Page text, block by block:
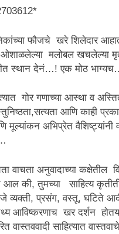
फौजचे खरे शिलेदार
ओशाळलेल्या मलोबल खचलेल्या
स्थान देनं…! एक मोठ
गोर गणाच्या आस्था व
आणि काही
मूल्यांकन अभिप्रेत वैशिष्ट्यांनी व
वाचता अनुवादाच्या कक्षेतील
आल की, तुमच्या साहित्य
व्यक्ती, प्रसंग, वस्तू, घटिते
आविष्करणाच खर दर्शन
वास्तववादी साहित्यात